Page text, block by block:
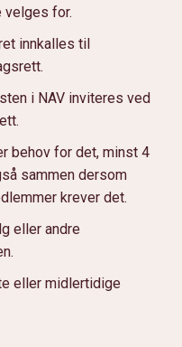
velges for.
innkalles til
i NAV inviteres ved
behov for det, minst 4
sammen dersom
krever det.
eller andre
eller midlertidige